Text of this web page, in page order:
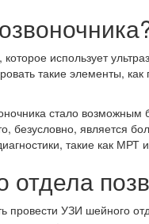
использует
такие элементы,
стало возможным
безусловно,
такие как МРТ
УЗИ шейного